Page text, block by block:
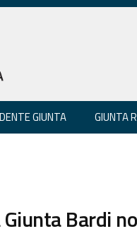
GIUNTA GIUNTA
Bardi